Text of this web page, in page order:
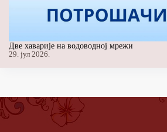
Две хаварије на водоводној мрежи
29. јул 2026.